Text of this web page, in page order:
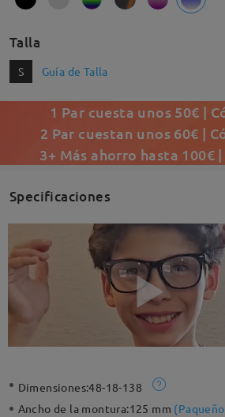
Talla
S Guía de Talla
1 Par cuesta unos 50€ |
2 Par cuestan unos 60€ |
3+ Más ahorro hasta 100€
Specificaciones
Dimensiones:48-18-138
Ancho de la montura:125 mm (Paqueño